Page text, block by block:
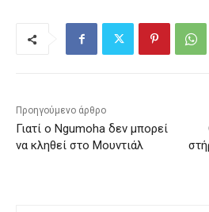
Προηγούμενο άρθρο
Γιατί ο Ngumoha δεν μπορεί
να κληθεί στο Μουντιάλ